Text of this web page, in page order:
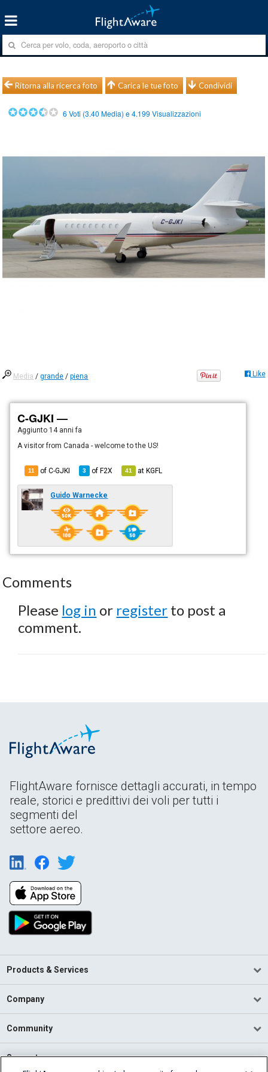
Ritorna alla ricerca foto Carica le tue foto Condividi
6 Voti (3.40 Media) e4.199 Visualizzazioni
Media /grande /piena Like
C-GJKI —
Aggiunto 14 anni fa
A visitor from Canada - welcome to the US!
11 of C-GJKI 3 ofF2X 41 atKGFL
Guido Warnecke
Comments
Please log in or register to post a
comment.
FlightAware fornisce dettagli accurati, in tempo
reale, storici e predittivi dei voli per tutti i
segmenti del
settore aereo.
Products & Services
Company
Community
Support